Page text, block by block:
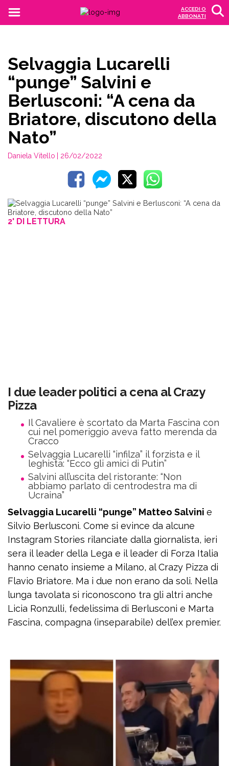
ACCEDI O
ABBONATI
Selvaggia Lucarelli
“punge” Salvini e
Berlusconi: “A cena da
Briatore, discutono della
Nato”
Daniela Vitello | 26/02/2022
2' DI LETTURA
I due leader politici a cena al Crazy
Pizza
Il Cavaliere è scortato da Marta Fascina con
cui nel pomeriggio aveva fatto merenda da
Cracco
Selvaggia Lucarelli “infilza” il forzista e il
leghista: “Ecco gli amici di Putin”
Salvini all’uscita del ristorante: “Non
abbiamo parlato di centrodestra ma di
Ucraina”
Selvaggia Lucarelli “punge” Matteo Salvini e
Silvio Berlusconi. Come si evince da alcune
Instagram Stories rilanciate dalla giornalista, ieri
sera il leader della Lega e il leader di Forza Italia
hanno cenato insieme a Milano, al Crazy Pizza di
Flavio Briatore. Ma i due non erano da soli. Nella
lunga tavolata si riconoscono tra gli altri anche
Licia Ronzulli, fedelissima di Berlusconi e Marta
Fascina, compagna (inseparabile) dell’ex premier.